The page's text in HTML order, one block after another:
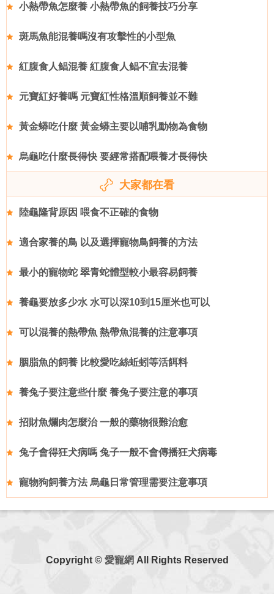
小熱帶魚怎麼養 小熱帶魚的飼養技巧分享
斑馬魚能混養嗎沒有攻擊性的小型魚
紅腹食人鲳混養 紅腹食人鲳不宜去混養
元寶紅好養嗎 元寶紅性格溫順飼養並不難
黃金蟒吃什麼 黃金蟒主要以哺乳動物為食物
烏龜吃什麼長得快 要經常搭配喂養才長得快
大家都在看
陸龜隆背原因 喂食不正確的食物
適合家養的鳥 以及選擇寵物鳥飼養的方法
最小的寵物蛇 翠青蛇體型較小最容易飼養
養龜要放多少水 水可以深10到15厘米也可以
可以混養的熱帶魚 熱帶魚混養的注意事項
胭脂魚的飼養 比較愛吃絲蚯蚓等活餌料
養兔子要注意些什麼 養兔子要注意的事項
招財魚爛肉怎麼治 一般的藥物很難治愈
兔子會得狂犬病嗎 兔子一般不會傳播狂犬病毒
寵物狗飼養方法 烏龜日常管理需要注意事項
Copyright © 愛寵網 All Rights Reserved